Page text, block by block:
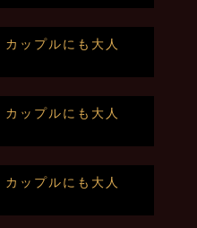
ップルにも大人
ップルにも大人
ップルにも大人